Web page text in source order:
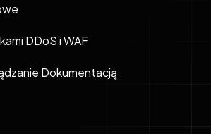
DDoS i WAF
Dokumentacją